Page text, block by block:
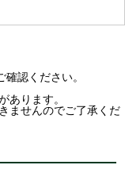
認ください。
あります。
ませんのでご了承くだ